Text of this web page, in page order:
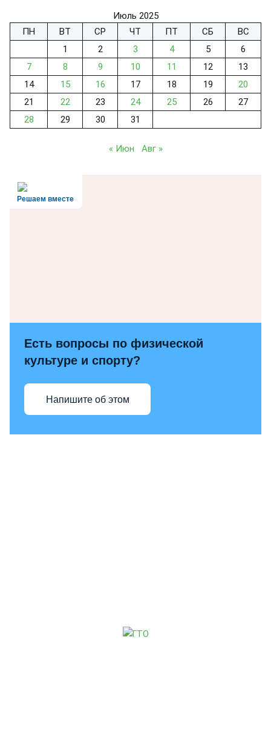
Июль 2025
ПН
ВТ СР ЧТ ПТ СБ
ВС
1
2 3 4 5
6
7
8 9 10 11 12
13
14
15 16 17 18 19
20
21
22 23 24 25 26
27
28
29 30 31
« Июн Авг »
Решаем вместе
Есть вопросы по физической
культуре и спорту?
Напишите об этом